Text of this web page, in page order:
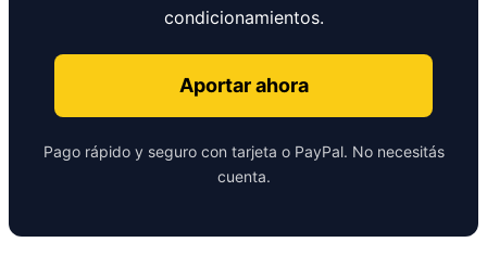
condicionamientos.
Aportar ahora
Pago rápido y seguro con tarjeta o PayPal. No necesitás
cuenta.